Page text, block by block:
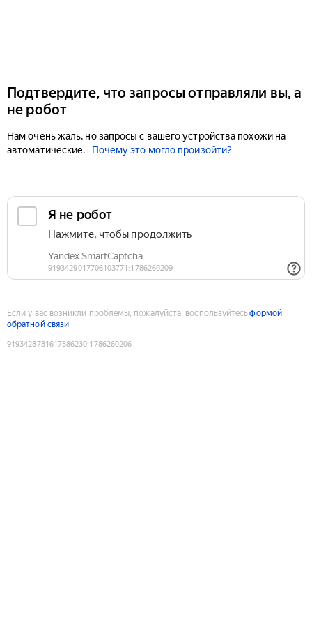
Подтвердите, что запросы отправляли вы, а
не робот
Нам очень жаль, но запросы с вашего устройства похожи на
автоматические.
Почему это могло произойти?
Если у вас возникли проблемы, пожалуйста, воспользуйтесьформой
обратной связи
9193428781617386230:1786260206